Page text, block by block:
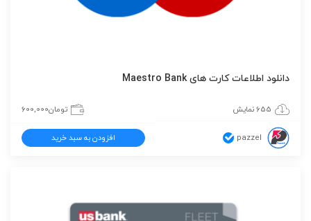
دانلود اطلاعات کارت های Maestro Bank
655 نمایش تومان600,000
pazzel افزودن به سبد خرید